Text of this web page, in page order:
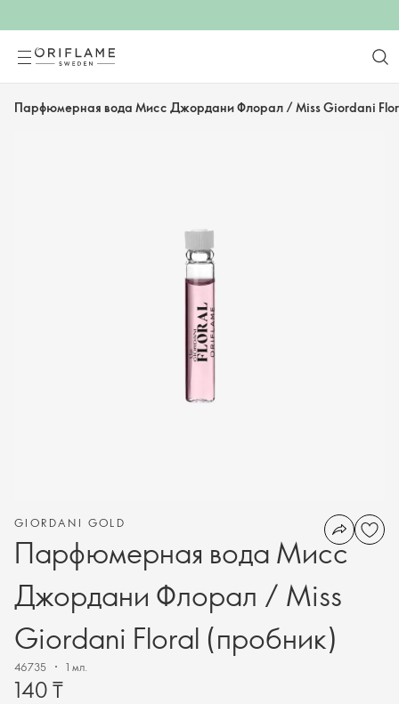
Парфюмерная вода Мисс Джордани Флорал / Miss Giordani
GIORDANI GOLD
Парфюмерная вода Мисс
Джордани Флорал / Miss
Giordani Floral (пробник)
46735 1 мл.
140 ₸